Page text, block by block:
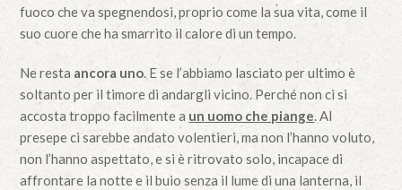
fuoco che va spegnendosi, proprio come la sua vita, come il
suo cuore che ha smarrito il calore di un tempo.
Ne resta ancora uno. E se l’abbiamo lasciato per ultimo è
soltanto per il timore di andargli vicino. Perché non ci si
accosta troppo facilmente a un uomo che piange. Al
presepe ci sarebbe andato volentieri, ma non l’hanno voluto,
non l’hanno aspettato, e si è ritrovato solo, incapace di
affrontare la notte e il buio senza il lume di una lanterna, il